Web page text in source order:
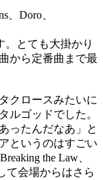
、Doro、
。とても大掛かり
から定番曲まで最
クロースみたいに
ルゴッドでした。
ったんだなあ」と
というのはすごい
the Law、
て会場からはさら